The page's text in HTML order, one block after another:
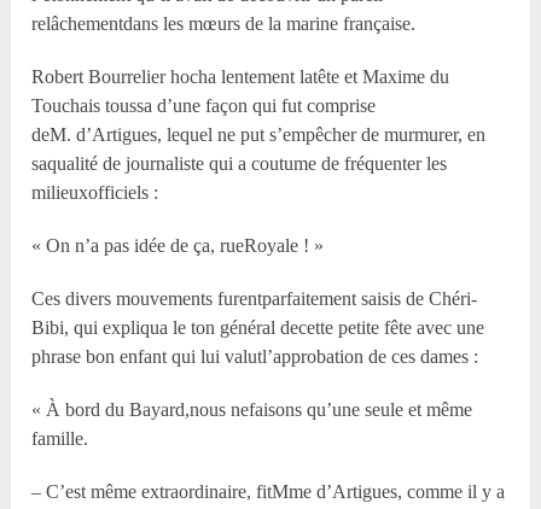
relâchementdans les mœurs de la marine française.
Robert Bourrelier hocha lentement latête et Maxime du
Touchais toussa d’une façon qui fut comprise
deM. d’Artigues, lequel ne put s’empêcher de murmurer, en
saqualité de journaliste qui a coutume de fréquenter les
milieuxofficiels :
« On n’a pas idée de ça, rueRoyale ! »
Ces divers mouvements furentparfaitement saisis de Chéri-
Bibi, qui expliqua le ton général decette petite fête avec une
phrase bon enfant qui lui valutl’approbation de ces dames :
« À bord du Bayard,nous nefaisons qu’une seule et même
famille.
– C’est même extraordinaire, fitMme d’Artigues, comme il y a